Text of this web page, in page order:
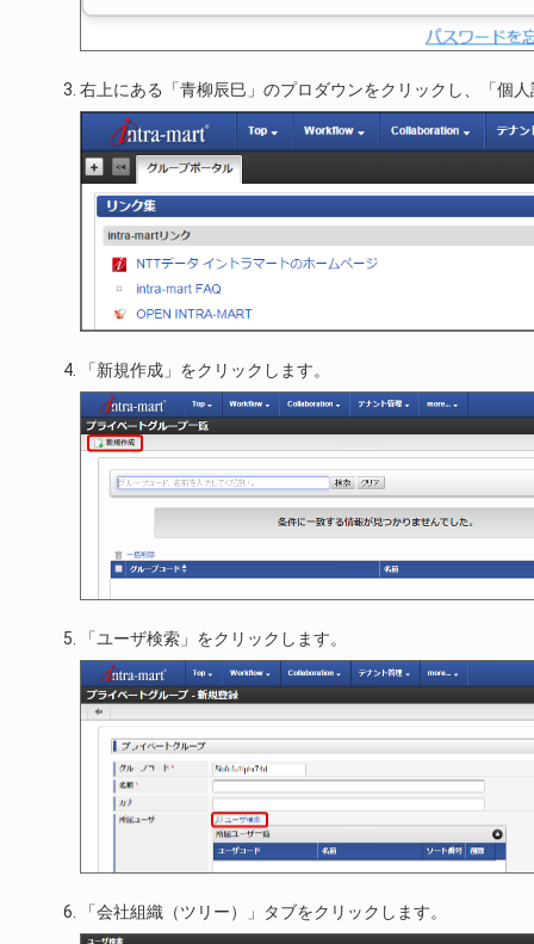
右上にある「青柳辰巳」のプロダウンをクリックし、「個
「新規作成」をクリックします。
「ユーザ検索」をクリックします。
「会社組織（ツリー）」タブをクリックします。